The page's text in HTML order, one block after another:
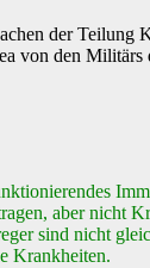
der Teilung
von den
aber nicht
sind nicht
Krankheiten.